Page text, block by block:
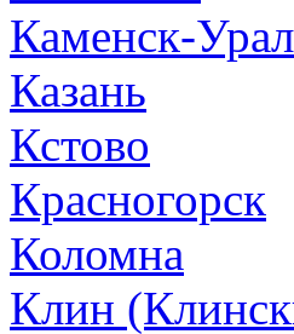
Каменск-
Казань
Кстово
Красногорск
Коломна
Клин